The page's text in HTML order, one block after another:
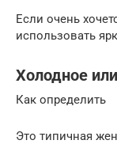
Если очень
использовать
Холодное
Как определить
Это типичная